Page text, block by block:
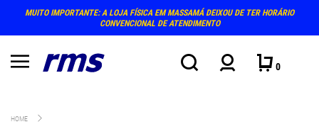
MUITO IMPORTANTE: A LOJA FÍSICA EM MASSAMÁ DEIXOU DE TER HORÁRIO
CONVENCIONAL DE ATENDIMENTO
0
HOME